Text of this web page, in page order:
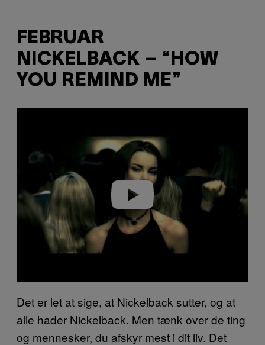
FEBRUAR
NICKELBACK – “HOW
YOU REMIND ME”
Det er let at sige, at Nickelback sutter, og at
alle hader Nickelback. Men tænk over de ting
og mennesker, du afskyr mest i dit liv. Det